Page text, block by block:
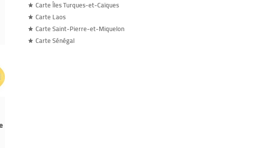
Carte Îles Turques-et-Caïques
Carte Laos
Carte Saint-Pierre-et-Miquelon
Carte Sénégal